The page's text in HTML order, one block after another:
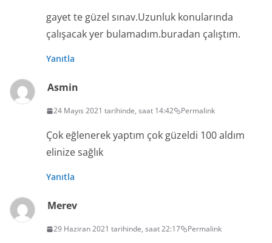
gayet te güzel sınav.Uzunluk konularında
çalışacak yer bulamadım.buradan çalıştım.
Yanıtla
Asmin
24 Mayıs 2021 tarihinde, saat 14:42 Permalink
Çok eğlenerek yaptım çok güzeldi 100 aldım
elinize sağlık
Yanıtla
Merev
29 Haziran 2021 tarihinde, saat 22:17 Permalink